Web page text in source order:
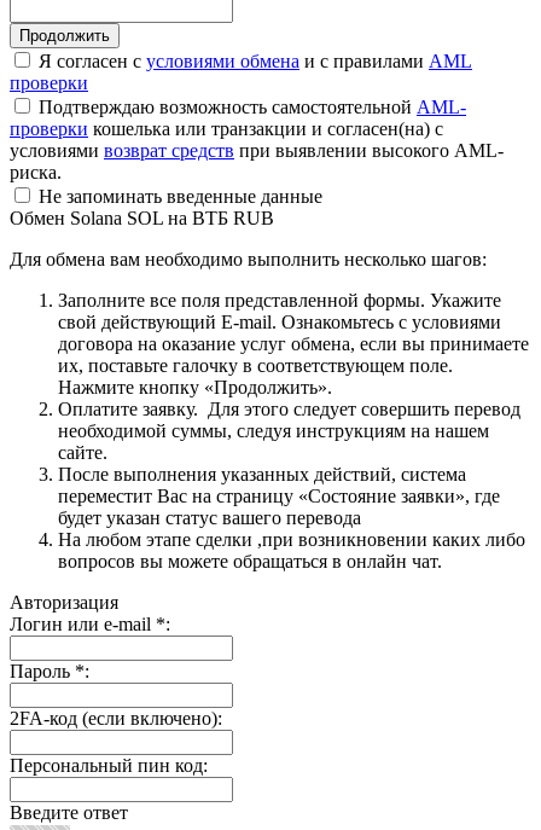
Я согласен с условиями обмена и с правилами AML
проверки
Подтверждаю возможность самостоятельной AML-
проверки кошелька или транзакции и согласен(на) с
условиями возврат средств при выявлении высокого AML-
риска.
Не запоминать введенные данные
Обмен Solana SOL на ВТБ RUB
Для обмена вам необходимо выполнить несколько шагов:
Заполните все поля представленной формы. Укажите
свой действующий E-mail. Ознакомьтесь с условиями
договора на оказание услуг обмена, если вы принимаете
их, поставьте галочку в соответствующем поле.
Нажмите кнопку «Продолжить».
Оплатите заявку. Для этого следует совершить перевод
необходимой суммы, следуя инструкциям на нашем
сайте.
После выполнения указанных действий, система
переместит Вас на страницу «Состояние заявки», где
будет указан статус вашего перевода
На любом этапе сделки ,при возникновении каких либо
вопросов вы можете обращаться в онлайн чат.
Авторизация
Логин или e-mail *:
Пароль *:
2FA-код (если включено):
Персональный пин код:
Введите ответ